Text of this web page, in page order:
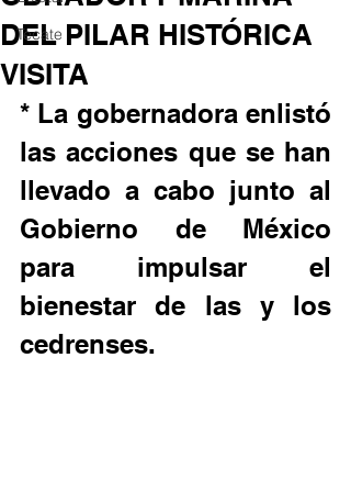
Tecate
DEL PILAR HISTÓRICA
VISITA
* La gobernadora enlistó
las acciones que se han
llevado a cabo junto al
Gobierno de México
para impulsar el
bienestar de las y los
cedrenses.